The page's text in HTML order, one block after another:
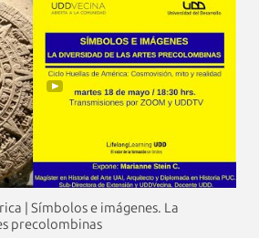
| Símbolos e imágenes. La
precolombinas